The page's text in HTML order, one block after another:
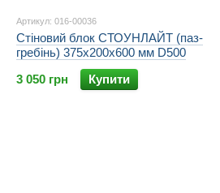
Артикул: 016-00036
Стіновий блок СТОУНЛАЙТ (паз-
гребінь) 375х200х600 мм D500
3 050 грн
Купити